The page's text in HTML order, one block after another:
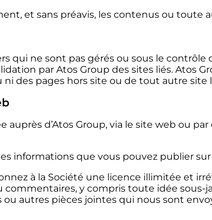
et sans préavis, les contenus ou toute
qui ne sont pas gérés ou sous le contrôle
par Atos Group des sites liés. Atos
des pages hors site ou de tout autre site
d’Atos Group, via le site web ou
informations que vous pouvez publier
à la Société une licence illimitée et
y compris toute idée sous-
autres pièces jointes qui nous sont